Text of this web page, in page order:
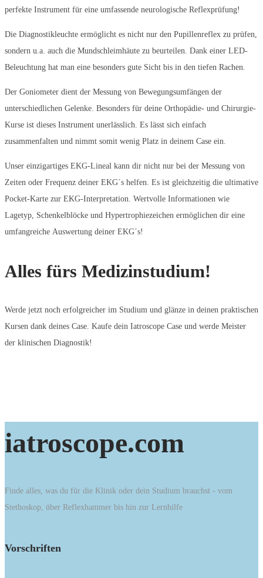
perfekte Instrument für eine umfassende neurologische Reflexprüfung!
Die Diagnostikleuchte ermöglicht es nicht nur den Pupillenreflex zu prüfen,
sondern u.a. auch die Mundschleimhäute zu beurteilen. Dank einer LED-
Beleuchtung hat man eine besonders gute Sicht bis in den tiefen Rachen.
Der Goniometer dient der Messung von Bewegungsumfängen der
unterschiedlichen Gelenke. Besonders für deine Orthopädie- und Chirurgie-
Kurse ist dieses Instrument unerlässlich. Es lässt sich einfach
zusammenfalten und nimmt somit wenig Platz in deinem Case ein.
Unser einzigartiges EKG-Lineal kann dir nicht nur bei der Messung von
Zeiten oder Frequenz deiner EKG´s helfen. Es ist gleichzeitig die ultimative
Pocket-Karte zur EKG-Interpretation. Wertvolle Informationen wie
Lagetyp, Schenkelblöcke und Hypertrophiezeichen ermöglichen dir eine
umfangreiche Auswertung deiner EKG´s!
Alles fürs Medizinstudium!
Werde jetzt noch erfolgreicher im Studium und glänze in deinen praktischen
Kursen dank deines Case. Kaufe dein Iatroscope Case und werde Meister
der klinischen Diagnostik!
iatroscope.com
Finde alles, was du für die Klinik oder dein Studium brauchst - vom
Stethoskop, über Reflexhammer bis hin zur Lernhilfe
Vorschriften